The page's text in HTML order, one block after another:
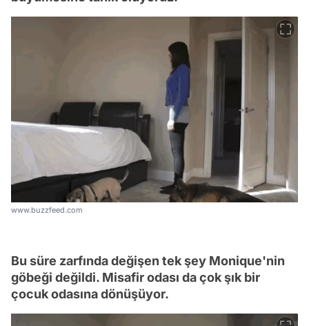
www.buzzfeed.com
Bu süre zarfında değişen tek şey Monique'nin
göbeği değildi. Misafir odası da çok şık bir
çocuk odasına dönüşüyor.